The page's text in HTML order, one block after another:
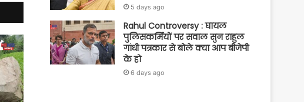
5 days ago
Rahul Controversy : घायल
पुलिसकर्मियों पर सवाल सुन राहुल
गांधी पत्रकार से बोले क्या आप बीजेपी
के हो
6 days ago